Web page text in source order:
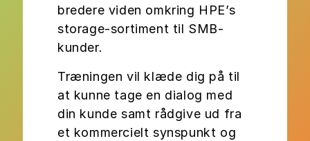
bredere viden omkring HPE’s
storage-sortiment til SMB-
kunder.
Træningen vil klæde dig på til
at kunne tage en dialog med
din kunde samt rådgive ud fra
et kommercielt synspunkt og